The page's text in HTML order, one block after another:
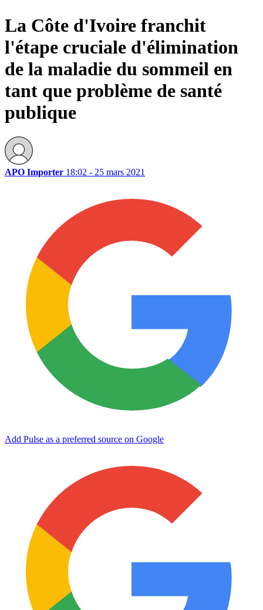
La Côte d'Ivoire franchit
l'étape cruciale d'élimination
de la maladie du sommeil en
tant que problème de santé
publique
APO Importer 18:02 - 25 mars 2021
Add Pulse as a preferred source on Google